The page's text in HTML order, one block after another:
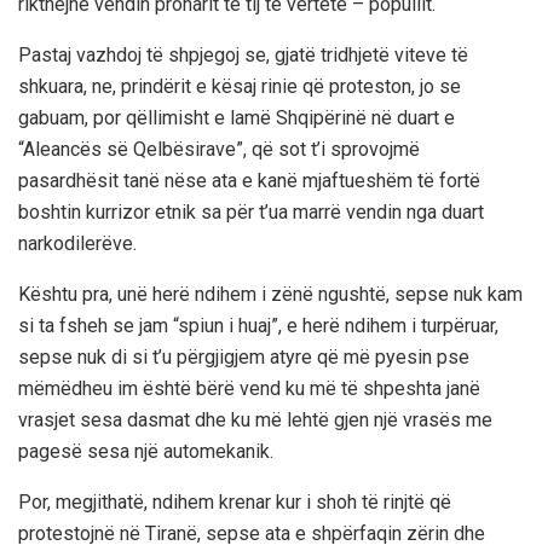
Pastaj vazhdoj të shpjegoj se, gjatë tridhjetë viteve të
shkuara, ne, prindërit e kësaj rinie që proteston, jo se
gabuam, por qëllimisht e lamë Shqipërinë në duart e
“Aleancës së Qelbësirave”, që sot t’i sprovojmë
pasardhësit tanë nëse ata e kanë mjaftueshëm të fortë
boshtin kurrizor etnik sa për t’ua marrë vendin nga duart
narkodilerëve.
Kështu pra, unë herë ndihem i zënë ngushtë, sepse nuk kam
si ta fsheh se jam “spiun i huaj”, e herë ndihem i turpëruar,
sepse nuk di si t’u përgjigjem atyre që më pyesin pse
mëmëdheu im është bërë vend ku më të shpeshta janë
vrasjet sesa dasmat dhe ku më lehtë gjen një vrasës me
pagesë sesa një automekanik.
Por, megjithatë, ndihem krenar kur i shoh të rinjtë që
protestojnë në Tiranë, sepse ata e shpërfaqin zërin dhe